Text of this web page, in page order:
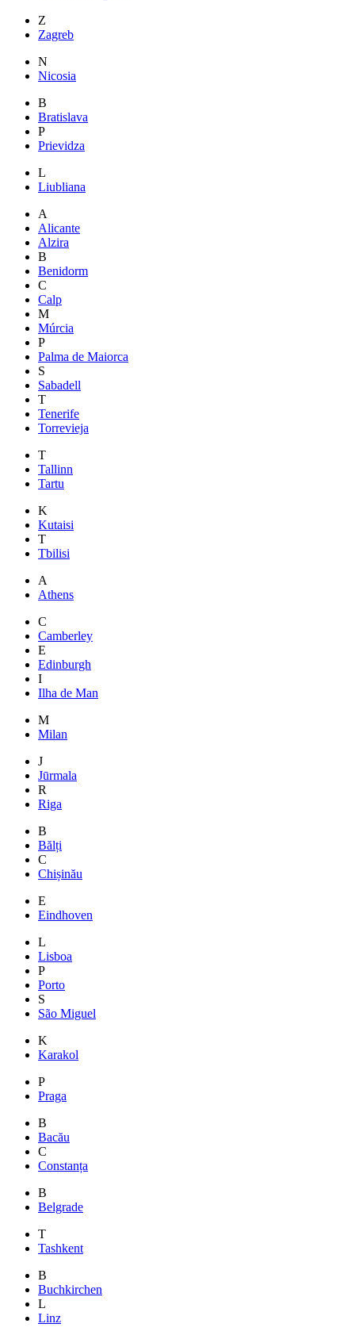
Z
Zagreb
N
Nicosia
B
Bratislava
P
Prievidza
L
Liubliana
A
Alicante
Alzira
B
Benidorm
C
Calp
M
Múrcia
P
Palma de Maiorca
S
Sabadell
T
Tenerife
Torrevieja
T
Tallinn
Tartu
K
Kutaisi
T
Tbilisi
A
Athens
C
Camberley
E
Edinburgh
I
Ilha de Man
M
Milan
J
Jūrmala
R
Riga
B
Bălți
C
Chișinău
E
Eindhoven
L
Lisboa
P
Porto
S
São Miguel
K
Karakol
P
Praga
B
Bacău
C
Constanța
B
Belgrade
T
Tashkent
B
Buchkirchen
L
Linz